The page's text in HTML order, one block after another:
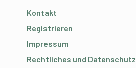
Kontakt
Registrieren
Impressum
Rechtliches und Datenschutz